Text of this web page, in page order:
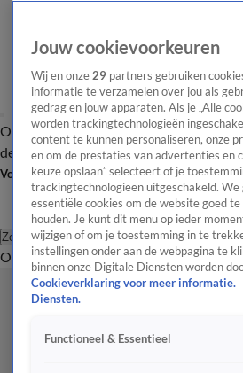
OverzichtAfleveringen Entertainment
de redactieNieuwsbrief
Volg Shownieuws
Zoeken
OverzichtEntertainment
Jouw cookievoorkeuren
Wij en onze 29 partners gebruiken
informatie te verzamelen over jou als
gedrag en jouw apparaten. Als je „Alle
worden trackingtechnologieën
content te kunnen personaliseren, onze
en om de prestaties van advertenties en
keuze opslaan” selecteert of je
trackingtechnologieën uitgeschakeld.
essentiële cookies om de website goed
houden. Je kunt dit menu op ieder
wijzigen of om je toestemming in te
instellingen onder aan de webpagina te
binnen onze Digitale Diensten worden
Cookieverklaring voor meer informatie.
Diensten.
Functioneel & Essentieel